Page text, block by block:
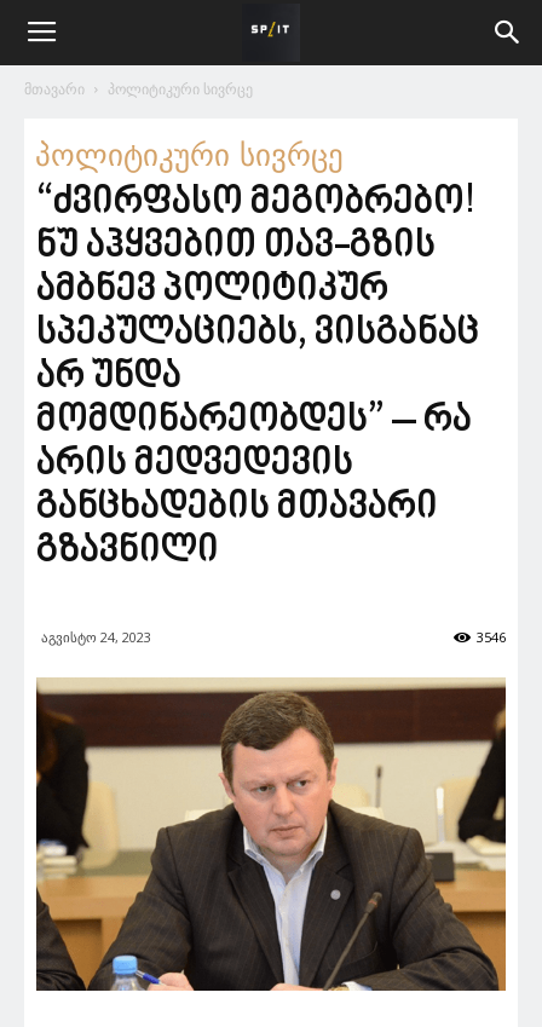
მთავარი პოლიტიკური სივრცე
პოლიტიკური სივრცე
“ძვირფასო მეგობრებო!
ნუ აჰყვებით თავ-გზის
ამბნევ პოლიტიკურ
სპეკულაციებს, ვისგანაც
არ უნდა
მომდინარეობდეს” – რა
არის მედვედევის
განცხადების მთავარი
გზავნილი
აგვისტო 24, 2023 3546